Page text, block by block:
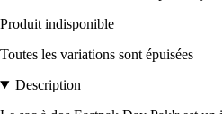
Produit indisponible
Toutes les variations sont épuisées
Description